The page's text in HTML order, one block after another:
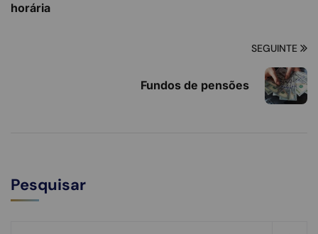
horária
SEGUINTE
Fundos de pensões
Pesquisar